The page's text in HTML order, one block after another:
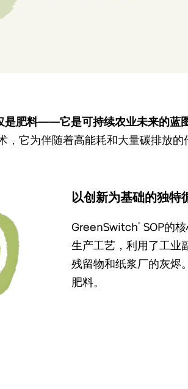
是肥料——它是可持续农业未来的蓝图
，它为伴随着高能耗和大量碳排放
以创新为基础的独特
GreenSwitch®
SOP的
生产工艺，利用了工业
残留物和纸浆厂的灰烬
肥料。